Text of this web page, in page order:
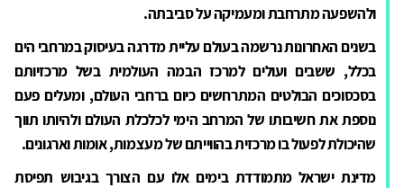
ולהשפעה מתרחבת ומעמיקה על סביבתה.
בשנים האחרונות נרשמה בעולם עליית מדרגה בעיסוק במרחבי הים
בכלל, ששבים ועולים למרכז הבמה העולמית בשל מרכזיותם
בסכסוכים הבולטים המתרחשים כיום ברחבי העולם, ומעלים פעם
נוספת את חשיבותו של המרחב הימי לכלכלת העולם ולהיותו תווך
שהיכולת לפעול בו מרכזית בהווייתם של מעצמות, אומות וארגונים.
מדינת ישראל מתמודדת בימים אלו עם הצורך בגיבוש תפיסת